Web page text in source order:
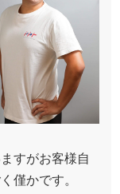
すがお客様自
僅かです。